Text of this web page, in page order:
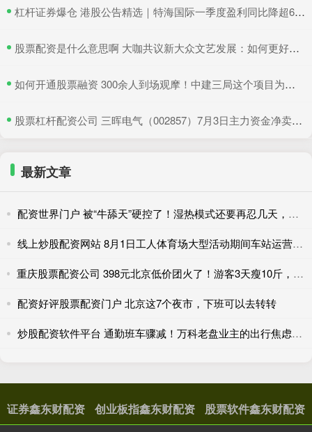
​杠杆证券爆仓 港股公告精选｜特海国际一季度盈利同比降超6成 三一国际首季营收超66亿元
​股票配资是什么意思啊 大咖共议新大众文艺发展：如何更好地与时代同频共振
​如何开通股票融资 300余人到场观摩！中建三局这个项目为安全生产示范
​股票杠杆配资公司 三晖电气（002857）7月3日主力资金净卖出820.19万元
最新文章
配资世界门户 被“牛舔天”硬控了！湿热模式还要再忍几天，防暑必看
线上炒股配资网站 8月1日工人体育场大型活动期间车站运营措施调整
重庆股票配资公司 398元北京低价团火了！游客3天瘦10斤，网友吐槽二十年没变样
配资好评股票配资门户 北京这7个夜市，下班可以去转转
炒股配资软件平台 通勤班车骤减！万科老盘业主的出行焦虑待解……
证券鑫东财配资 创业板指鑫东财配资 股票软件鑫东财配资